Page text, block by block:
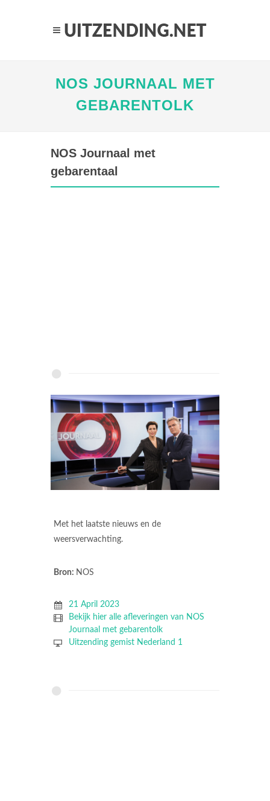
NOS JOURNAAL MET
GEBARENTOLK
NOS Journaal met
gebarentaal
Met het laatste nieuws en de
weersverwachting.
Bron: NOS
21 April 2023
Bekijk hier alle afleveringen van NOS
Journaal met gebarentolk
Uitzending gemist Nederland 1